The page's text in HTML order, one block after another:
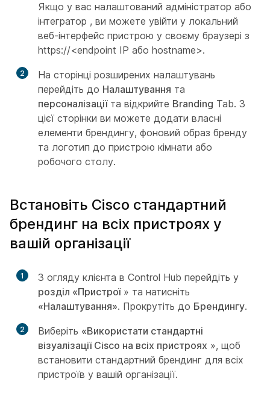
Якщо у вас налаштований адміністратор або
інтегратор , ви можете увійти у локальний
веб-інтерфейс пристрою у своєму браузері з
https://<endpoint IP або hostname>.
2
На сторінці розширених налаштувань
перейдіть до Налаштування та
персоналізаціїта відкрийте Branding Tab. З
цієї сторінки ви можете додати власні
елементи брендингу, фоновий образ бренду
та логотип до пристрою кімнати або
робочого столу.
Встановіть Cisco стандартний
брендинг на всіх пристроях у
вашій організації
1
З огляду клієнта в Control Hub перейдіть у
розділ «Пристрої» та натисніть
«Налаштування». Прокрутіть до Брендингу.
2 Виберіть «Використати стандартні
візуалізації Cisco на всіх пристроях », щоб
встановити стандартний брендинг для всіх
пристроїв у вашій організації.